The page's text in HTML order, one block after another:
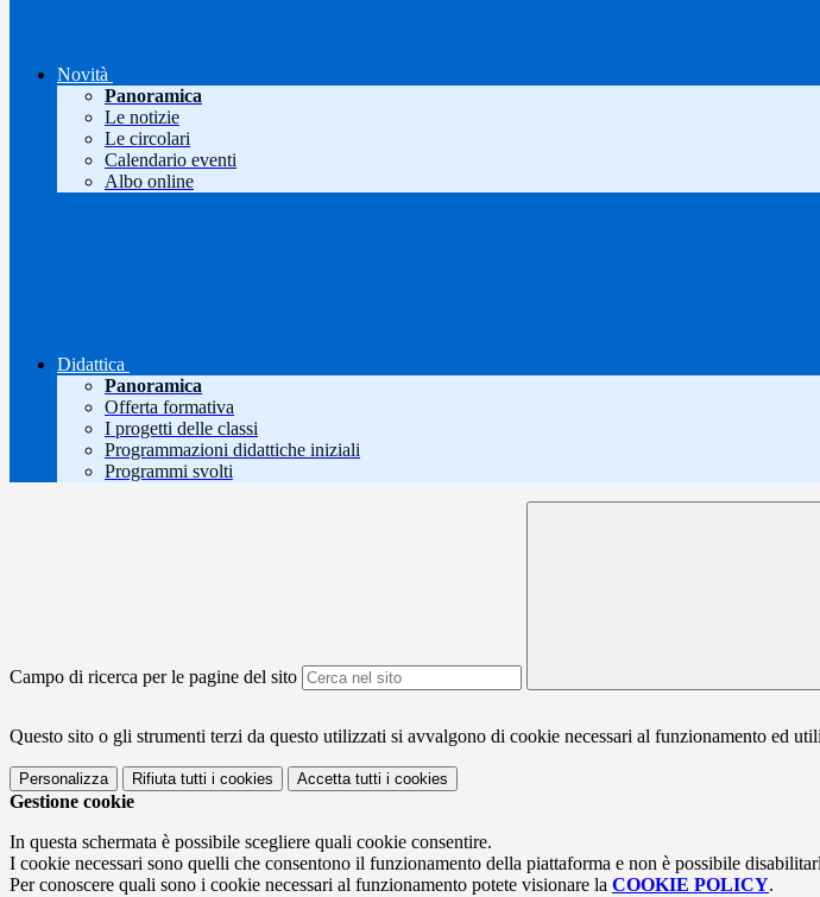
Novità
Panoramica
Le notizie
Le circolari
Calendario eventi
Albo online
Didattica
Panoramica
Offerta formativa
I progetti delle classi
Programmazioni didattiche iniziali
Programmi svolti
Campo di ricerca per le pagine del sito
Questo sito o gli strumenti terzi da questo utilizzati si avvalgono di cookie necessari al funzionamento ed
Personalizza Rifiuta tutti i cookies Accetta tutti i cookies
Gestione cookie
In questa schermata è possibile scegliere quali cookie consentire.
I cookie necessari sono quelli che consentono il funzionamento della piattaforma e non è possibile
Per conoscere quali sono i cookie necessari al funzionamento potete visionare la COOKIE POLICY.